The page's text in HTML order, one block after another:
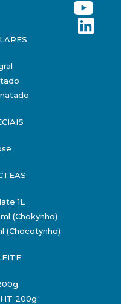
1L
(Chokynho)
(Chocotynho)
200g